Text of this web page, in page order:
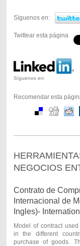
Síguenos en:
Twittear esta página
Síguenos en:
Recomendar esta
NEGOCIOS
Contrato de
Internacional de
Ingles)-
Model of contract
in the different
purchase of goods.